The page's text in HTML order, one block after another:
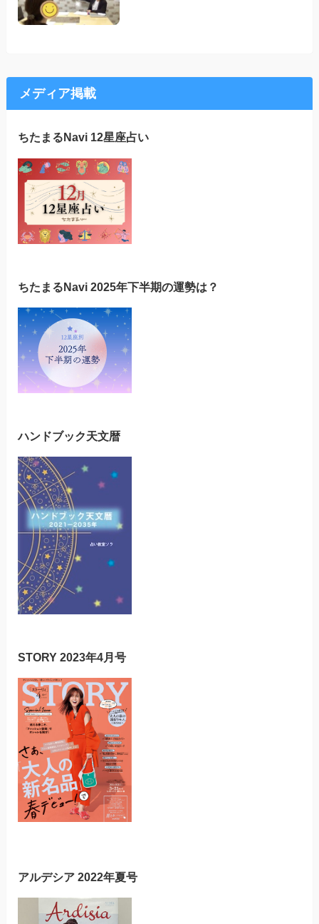
メディア掲載
ちたまるNavi 12星座占い
ちたまるNavi 2025年下半期の運勢は？
ハンドブック天文暦
STORY 2023年4月号
アルデシア 2022年夏号